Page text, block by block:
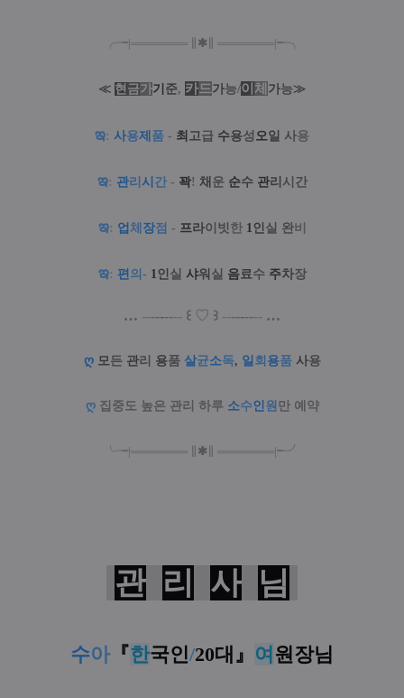
╭╼|═══════ ✱ ═══════|╾╮
≪ 현 금가기 준, 카드 가능/이 체 가능≫
ఇ: 사용제 품 - 최 고급 수용성오일 사용
ఇ: 관리 시 간 - 꽉! 채 운 순수 관리 시간
ఇ: 업 체 장점 - 프라이빗 한 1인실 완비
ఇ: 편의 - 1인실 샤워 실 음료수 주차장
… --------- ꒰ ♡ ꒱ --------- …
ღ 모든 관리 용품 살균소독, 일 회 용품 사용
ღ 집중도 높은 관리 하루 소수인원 만 예약
╰╼|═══════ ✱ ═══════|╾╯
관 리 사 님
수아『한국인/20대 』 여 원장님